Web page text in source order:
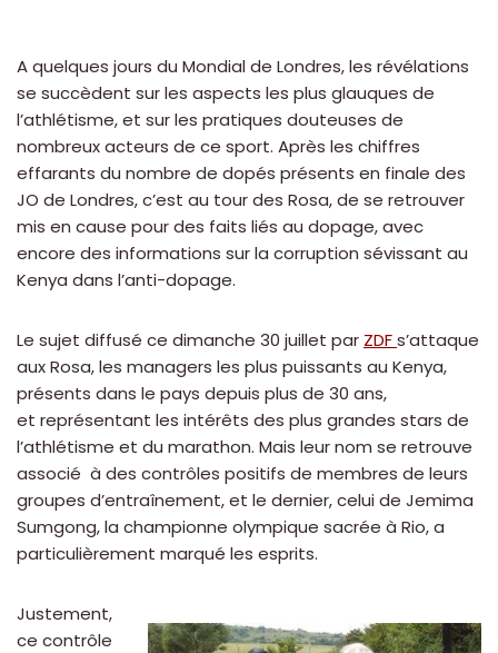
A quelques jours du Mondial de Londres, les révélations
se succèdent sur les aspects les plus glauques de
l’athlétisme, et sur les pratiques douteuses de
nombreux acteurs de ce sport. Après les chiffres
effarants du nombre de dopés présents en finale des
JO de Londres, c’est au tour des Rosa, de se retrouver
mis en cause pour des faits liés au dopage, avec
encore des informations sur la corruption sévissant au
Kenya dans l’anti-dopage.
Le sujet diffusé ce dimanche 30 juillet par ZDFs’attaque
aux Rosa, les managers les plus puissants au Kenya,
présents dans le pays depuis plus de 30 ans,
et représentant les intérêts des plus grandes stars de
l’athlétisme et du marathon. Mais leur nom se retrouve
associé à des contrôles positifs de membres de leurs
groupes d’entraînement, et le dernier, celui de Jemima
Sumgong, la championne olympique sacrée à Rio, a
particulièrement marqué les esprits.
Justement,
ce contrôle